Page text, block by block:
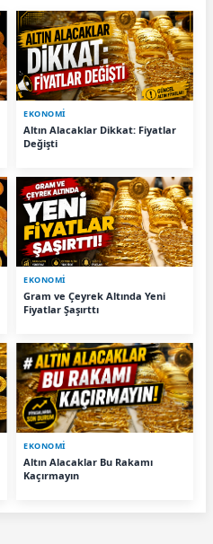
EKONOMİ
Altın Alacaklar Dikkat: Fiyatlar
Değişti
EKONOMİ
Gram ve Çeyrek Altında Yeni
Fiyatlar Şaşırttı
EKONOMİ
Altın Alacaklar Bu Rakamı
Kaçırmayın